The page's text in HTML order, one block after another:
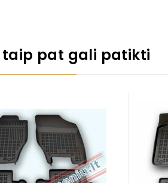
taip pat gali patikti